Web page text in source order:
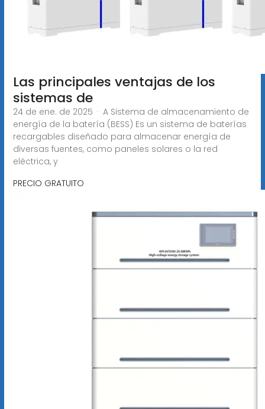
Las principales ventajas de los
sistemas de
24 de ene. de 2025 · A Sistema de almacenamiento de
energía de la batería (BESS) Es un sistema de baterías
recargables diseñado para almacenar energía de
diversas fuentes, como paneles solares o la red
eléctrica, y
PRECIO GRATUITO